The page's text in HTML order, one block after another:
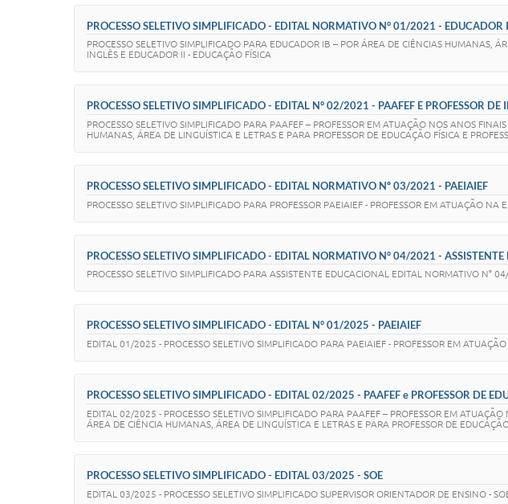
PROCESSO SELETIVO SIMPLIFICADO - EDITAL NORMATIVO N° 01/2021 - EDUCADOR
PROCESSO SELETIVO SIMPLIFICADO PARA EDUCADOR IB – POR ÁREA DE CIÊNCIAS HUMANAS,
INGLÊS E EDUCADOR II - EDUCAÇÃO FÍSICA
PROCESSO SELETIVO SIMPLIFICADO - EDITAL N° 02/2021 - PAAFEF E PROFESSOR DE
PROCESSO SELETIVO SIMPLIFICADO PARA PAAFEF – PROFESSOR EM ATUAÇÃO NOS ANOS
HUMANAS, ÁREA DE LINGUÍSTICA E LETRAS E PARA PROFESSOR DE EDUCAÇÃO FÍSICA E
PROCESSO SELETIVO SIMPLIFICADO - EDITAL NORMATIVO Nº 03/2021 - PAEIAIEF
PROCESSO SELETIVO SIMPLIFICADO PARA PROFESSOR PAEIAIEF - PROFESSOR EM ATUAÇÃO
PROCESSO SELETIVO SIMPLIFICADO - EDITAL NORMATIVO N° 04/2021 -
PROCESSO SELETIVO SIMPLIFICADO PARA ASSISTENTE EDUCACIONAL EDITAL NORMATIVO N°
PROCESSO SELETIVO SIMPLIFICADO - EDITAL N° 01/2025 - PAEIAIEF
EDITAL 01/2025 - PROCESSO SELETIVO SIMPLIFICADO PARA PAEIAIEF - PROFESSOR EM
PROCESSO SELETIVO SIMPLIFICADO - EDITAL 02/2025 - PAAFEF e PROFESSOR DE
EDITAL 02/2025 - PROCESSO SELETIVO SIMPLIFICADO PARA PAAFEF – PROFESSOR EM
ÁREA DE CIÊNCIA HUMANAS, ÁREA DE LINGUÍSTICA E LETRAS E PARA PROFESSOR DE
PROCESSO SELETIVO SIMPLIFICADO - EDITAL 03/2025 - SOE
EDITAL 03/2025 - PROCESSO SELETIVO SIMPLIFICADO SUPERVISOR ORIENTADOR DE ENSINO -